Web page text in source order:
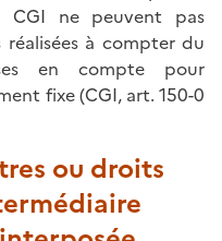
ne peuvent pas
réalisées à compter du
en compte pour
fixe (CGI, art. 150-0
ou droits